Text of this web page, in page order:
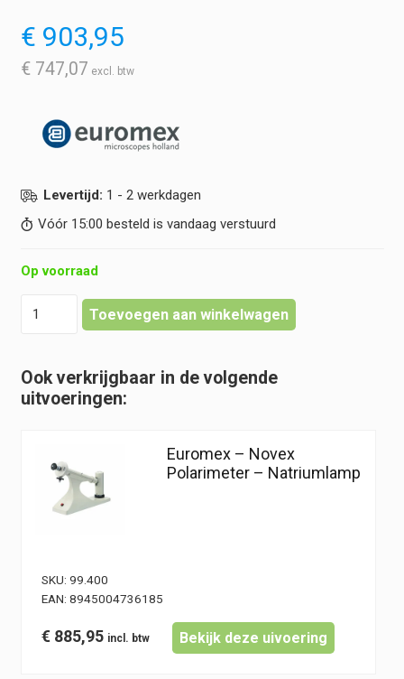
€ 903,95
€ 747,07
Levertijd: 1 - 2 werkdagen
Vóór 15:00 besteld is vandaag verstuurd
Op voorraad
-
LED
Toevoegen aan winkelwagen
Ook verkrijgbaar in de volgende
uitvoeringen:
Euromex – Novex
Polarimeter – Natriumlamp
SKU: 99.400
EAN: 8945004736185
€ 885,95 Bekijk deze uivoering